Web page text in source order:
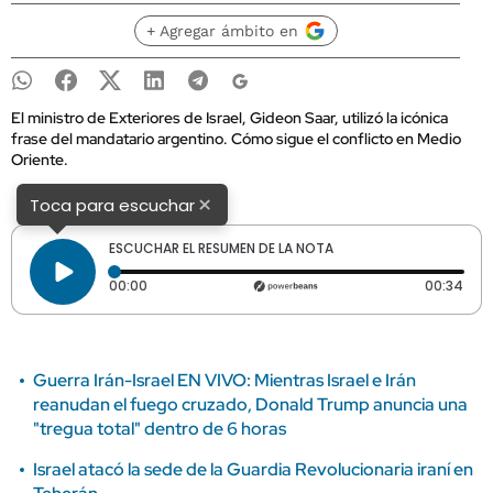
+ Agregar ámbito en
El ministro de Exteriores de Israel, Gideon Saar, utilizó la icónica
frase del mandatario argentino. Cómo sigue el conflicto en Medio
Oriente.
Toca para escuchar×
ESCUCHAR EL RESUMEN DE LA NOTA
00:00 Tiempo transcurrido: 0 segundos 00:34
Guerra Irán-Israel EN VIVO: Mientras Israel e Irán
reanudan el fuego cruzado, Donald Trump anuncia una
"tregua total" dentro de 6 horas
Israel atacó la sede de la Guardia Revolucionaria iraní en